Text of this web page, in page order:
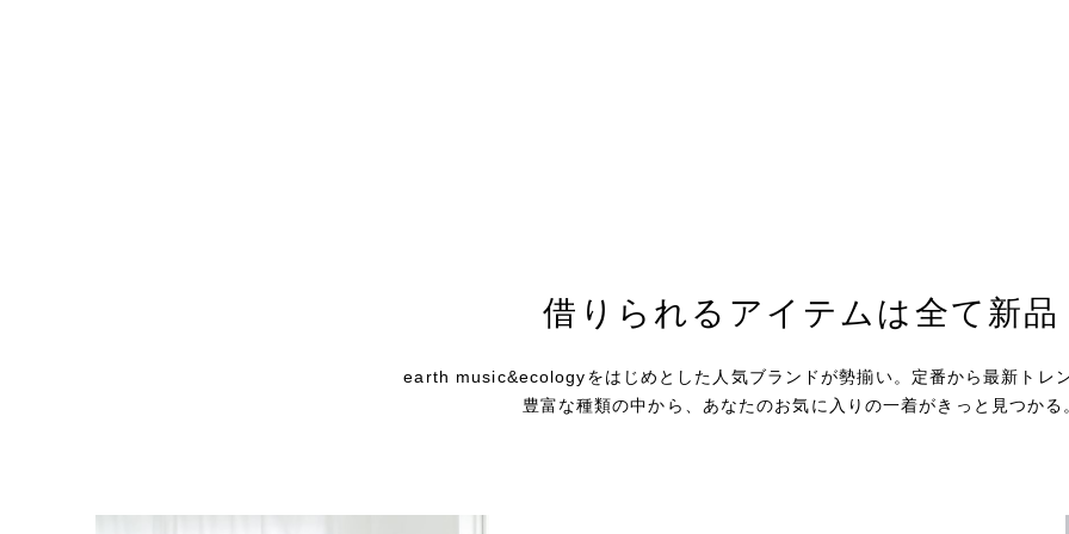
借りられるアイテムは全て新品
earth music&ecologyをはじめとした人気ブランドが勢揃い。定番から最新トレ
豊富な種類の中から、あなたのお気に入りの一着がきっと見つかる